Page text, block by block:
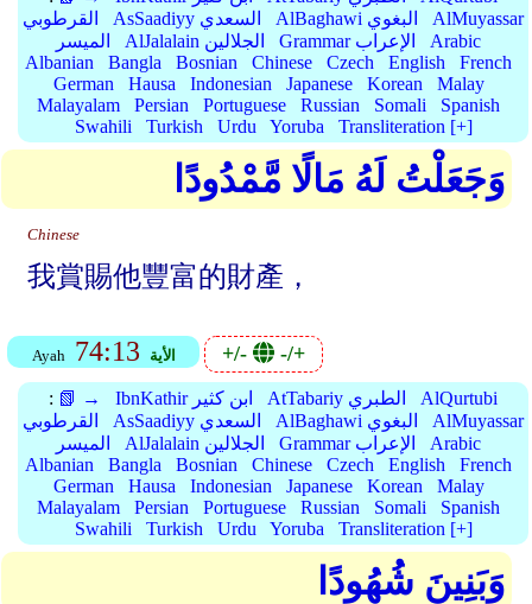
القرطوبي
AsSaadiyy السعدي AlBaghawi البغوي
AlMuyassar
الميسر
AlJalalain الجلالين Grammar الإعراب
Arabic
Albanian
Bangla Bosnian Chinese Czech English
French
German
Hausa Indonesian Japanese Korean
Malay
Malayalam
Persian Portuguese Russian Somali
Spanish
Swahili
Turkish Urdu Yoruba Transliteration [+]
وَجَعَلْتُ لَهُ مَالًا مَّمْدُودًا
Chinese
我賞賜他豐富的財產，
Ayah 74:13 الأية +/- -/+
: 📗 → IbnKathir ابن كثير AtTabariy الطبري
AlQurtubi
القرطوبي
AsSaadiyy السعدي AlBaghawi البغوي
AlMuyassar
الميسر
AlJalalain الجلالين Grammar الإعراب
Arabic
Albanian
Bangla Bosnian Chinese Czech English
French
German
Hausa Indonesian Japanese Korean
Malay
Malayalam
Persian Portuguese Russian Somali
Spanish
Swahili
Turkish Urdu Yoruba Transliteration [+]
وَبَنِينَ شُهُودًا